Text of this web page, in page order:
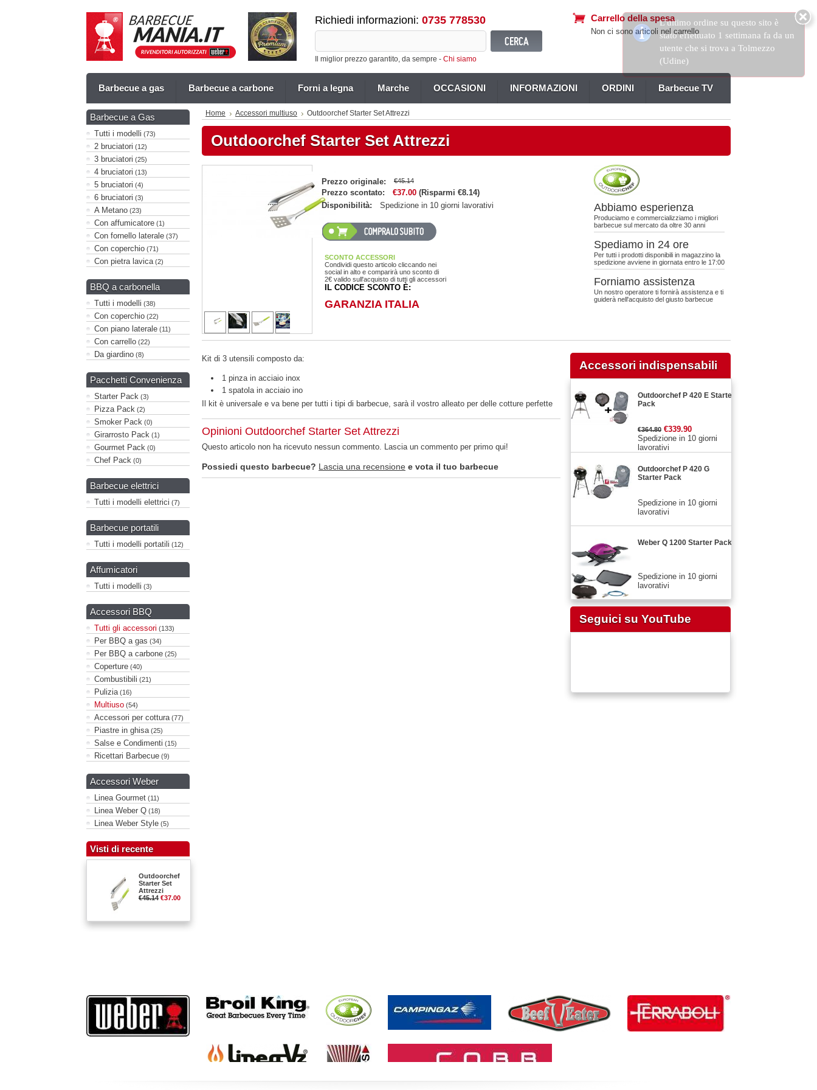
Richiedi informazioni: 0735 778530
Il miglior prezzo garantito, da sempre - Chi siamo
Carrello della spesa
Non ci sono articoli nel carrello
Barbecue a gas Barbecue a carbone Forni a legna Marche OCCASIONI INFORMAZIONI ORDINI Barbecue TV
Barbecue a Gas
Tutti i modelli (73)
2 bruciatori (12)
3 bruciatori (25)
4 bruciatori (13)
5 bruciatori (4)
6 bruciatori (3)
A Metano (23)
Con affumicatore (1)
Con fornello laterale (37)
Con coperchio (71)
Con pietra lavica (2)
BBQ a carbonella
Tutti i modelli (38)
Con coperchio (22)
Con piano laterale (11)
Con carrello (22)
Da giardino (8)
Pacchetti Convenienza
Starter Pack (3)
Pizza Pack (2)
Smoker Pack (0)
Girarrosto Pack (1)
Gourmet Pack (0)
Chef Pack (0)
Barbecue elettrici
Tutti i modelli elettrici (7)
Barbecue portatili
Tutti i modelli portatili (12)
Affumicatori
Tutti i modelli (3)
Accessori BBQ
Tutti gli accessori (133)
Per BBQ a gas (34)
Per BBQ a carbone (25)
Coperture (40)
Combustibili (21)
Pulizia (16)
Multiuso (54)
Accessori per cottura (77)
Piastre in ghisa (25)
Salse e Condimenti (15)
Ricettari Barbecue (9)
Accessori Weber
Linea Gourmet (11)
Linea Weber Q (18)
Linea Weber Style (5)
Visti di recente
Outdoorchef
Starter Set
Attrezzi
€45.14 €37.00
Home Accessori multiuso Outdoorchef Starter Set Attrezzi
Outdoorchef Starter Set Attrezzi
Prezzo originale: €45.14
Prezzo scontato: €37.00 (Risparmi €8.14)
Disponibilità:
Spedizione in 10 giorni lavorativi
SCONTO ACCESSORI
Condividi questo articolo cliccando nei
social in alto e comparirà uno sconto di
2€ valido sull'acquisto di tutti gli accessori
IL CODICE SCONTO È:
GARANZIA ITALIA
Abbiamo esperienza
Produciamo e commercializziamo i migliori
barbecue sul mercato da oltre 30 anni
Spediamo in 24 ore
Per tutti i prodotti disponibili in magazzino la
spedizione avviene in giornata entro le 17:00
Forniamo assistenza
Un nostro operatore ti fornirà assistenza e ti
guiderà nell'acquisto del giusto barbecue
Kit di 3 utensili composto da:
1 pinza in acciaio inox
1 spatola in acciaio ino
Il kit è universale e va bene per tutti i tipi di barbecue, sarà il vostro alleato per delle cotture perfette
Opinioni Outdoorchef Starter Set Attrezzi
Questo articolo non ha ricevuto nessun commento. Lascia un commento per primo qui!
Possiedi questo barbecue? Lascia una recensione e vota il tuo barbecue
Accessori indispensabili
Outdoorchef P 420 E Starter
Pack
€364.80 €339.90
Spedizione in 10 giorni
lavorativi
Outdoorchef P 420 G
Starter Pack
Spedizione in 10 giorni
lavorativi
Weber Q 1200 Starter Pack
Spedizione in 10 giorni
lavorativi
Seguici su YouTube